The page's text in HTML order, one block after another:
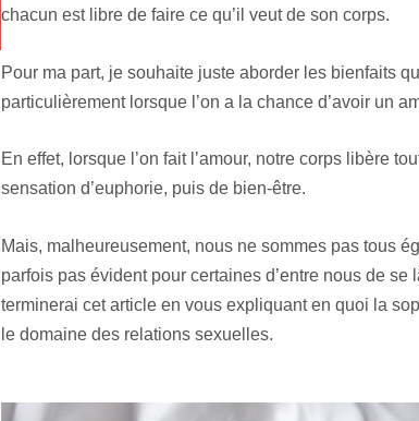
chacun est libre de faire ce qu’il veut de son corps.
Pour ma part, je souhaite juste aborder les bienfaits
particulièrement lorsque l’on a la chance d’avoir un
En effet, lorsque l’on fait l’amour, notre corps libère
sensation d’euphorie, puis de bien-être.
Mais, malheureusement, nous ne sommes pas tous
parfois pas évident pour certaines d’entre nous de
terminerai cet article en vous expliquant en quoi la
le domaine des relations sexuelles.